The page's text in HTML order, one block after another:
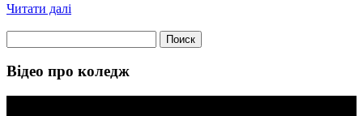
Читати далі
Відео про коледж